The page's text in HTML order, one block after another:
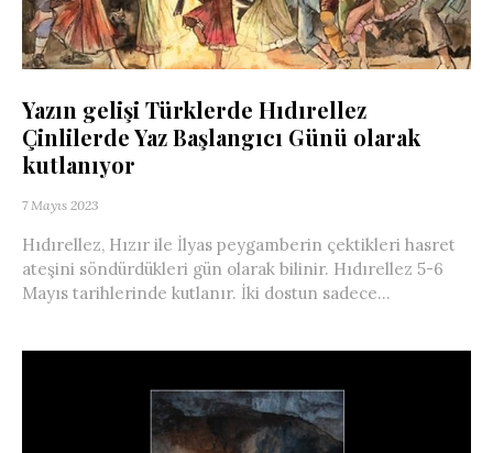
Yazın gelişi Türklerde Hıdırellez
Çinlilerde Yaz Başlangıcı Günü olarak
kutlanıyor
7 Mayıs 2023
Hıdırellez, Hızır ile İlyas peygamberin çektikleri hasret
ateşini söndürdükleri gün olarak bilinir. Hıdırellez 5-6
Mayıs tarihlerinde kutlanır. İki dostun sadece...